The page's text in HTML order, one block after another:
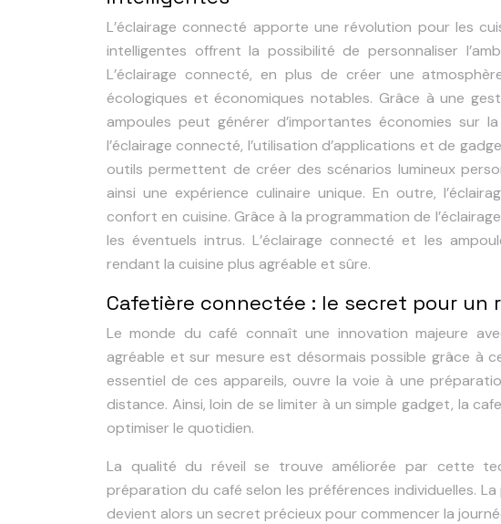
L’éclairage connecté apporte une révolution pour les
intelligentes offrent la possibilité de personnaliser
L’éclairage connecté, en plus de créer une
écologiques et économiques notables. Grâce à une
ampoules peut générer d’importantes économies sur
l’éclairage connecté, l’utilisation d’applications et de
outils permettent de créer des scénarios lumineux
ainsi une expérience culinaire unique. En outre,
confort en cuisine. Grâce à la programmation de
les éventuels intrus. L’éclairage connecté et les
rendant la cuisine plus agréable et sûre.
Cafetière connectée : le secret pour un
Le monde du café connaît une innovation majeure
agréable et sur mesure est désormais possible grâce à
essentiel de ces appareils, ouvre la voie à une
distance. Ainsi, loin de se limiter à un simple gadget, la
optimiser le quotidien.
La qualité du réveil se trouve améliorée par cette
préparation du café selon les préférences individuelles.
devient alors un secret précieux pour commencer la